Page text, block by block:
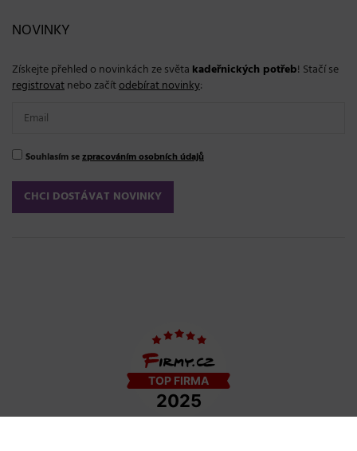
NOVINKY
Získejte přehled o novinkách ze světa kadeřnických potřeb! Stačí se
registrovatnebo začítodebírat novinky:
Souhlasím sezpracováním osobních údajů